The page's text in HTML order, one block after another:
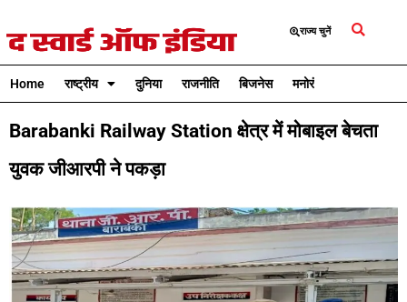
राज्य चुनें
Home राष्ट्रीय दुनिया राजनीति बिजनेस मनोरंजन
Barabanki Railway Station क्षेत्र में मोबाइल बेचता
युवक जीआरपी ने पकड़ा